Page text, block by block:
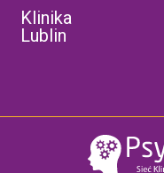
Klinika
Lublin